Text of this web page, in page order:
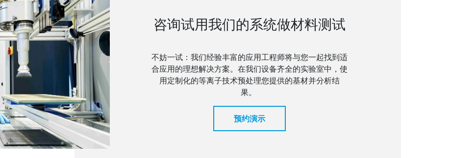
咨询试用我们的系统做材料测试
不妨一试：我们经验丰富的应用工程师将与您一起找到适
合应用的理想解决方案。在我们设备齐全的实验室中，使
用定制化的等离子技术预处理您提供的基材并分析结
果。
预约演示